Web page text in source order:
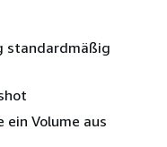
standardmäßig
ein Volume aus